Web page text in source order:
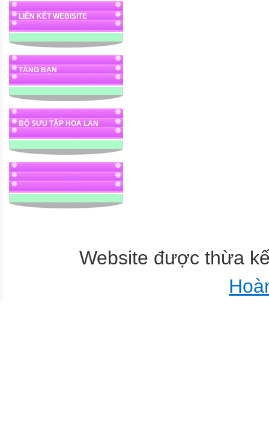
LIÊN KẾT WEBISITE
TẶNG BẠN
BỘ SƯU TẬP HOA LAN
Website được thừa